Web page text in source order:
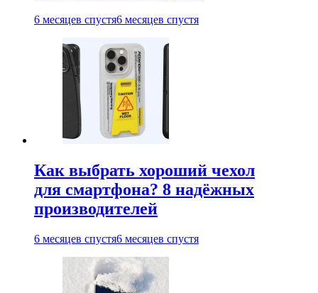
6 месяцев спустя6 месяцев спустя
Как выбрать хороший чехол
для смартфона? 8 надёжных
производителей
6 месяцев спустя6 месяцев спустя